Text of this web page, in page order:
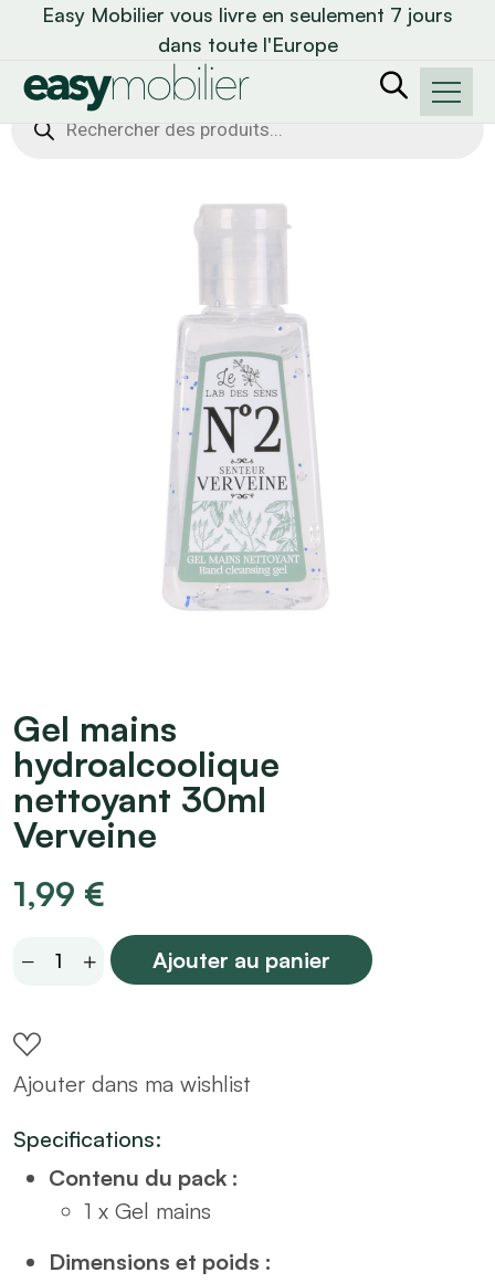
Easy Mobilier vous livre en seulement 7 jours
dans toute l'Europe
Recherche
de
Gel mains
hydroalcoolique
nettoyant 30ml
Verveine
1,99 €
nettoyant
30ml
quantity
Ajouter au panier
Ajouter dans ma wishlist
Specifications:
Contenu du pack :
1 x Gel mains
Dimensions et poids :